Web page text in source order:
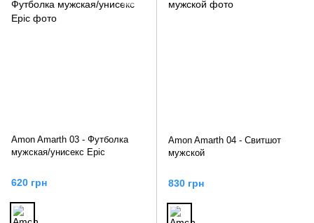
Amon Amarth 03 - Футболка
мужская/унисекс Epic
620 грн
Amon Amarth 04 - Свитшот
мужской
830 грн